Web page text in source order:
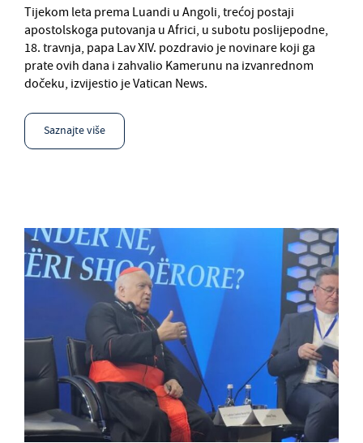
Tijekom leta prema Luandi u Angoli, trećoj postaji
apostolskoga putovanja u Africi, u subotu poslijepodne,
18. travnja, papa Lav XIV. pozdravio je novinare koji ga
prate ovih dana i zahvalio Kamerunu na izvanrednom
dočeku, izvijestio je Vatican News.
Saznajte više